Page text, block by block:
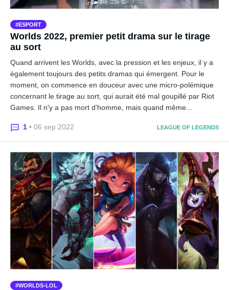
ESPORT
Worlds 2022, premier petit drama sur le tirage
au sort
Quand arrivent les Worlds, avec la pression et les enjeux, il y a
également toujours des petits dramas qui émergent. Pour le
moment, on commence en douceur avec une micro-polémique
concernant le tirage au sort, qui aurait été mal goupillé par Riot
Games. Il n'y a pas mort d'homme, mais quand même...
1 • 06 sep 2022 LEAGUE OF LEGENDS
WORLDS-LOL